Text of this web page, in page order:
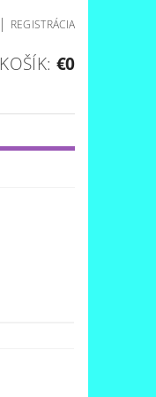
| REGISTRÁCIA
KOŠÍK: €0